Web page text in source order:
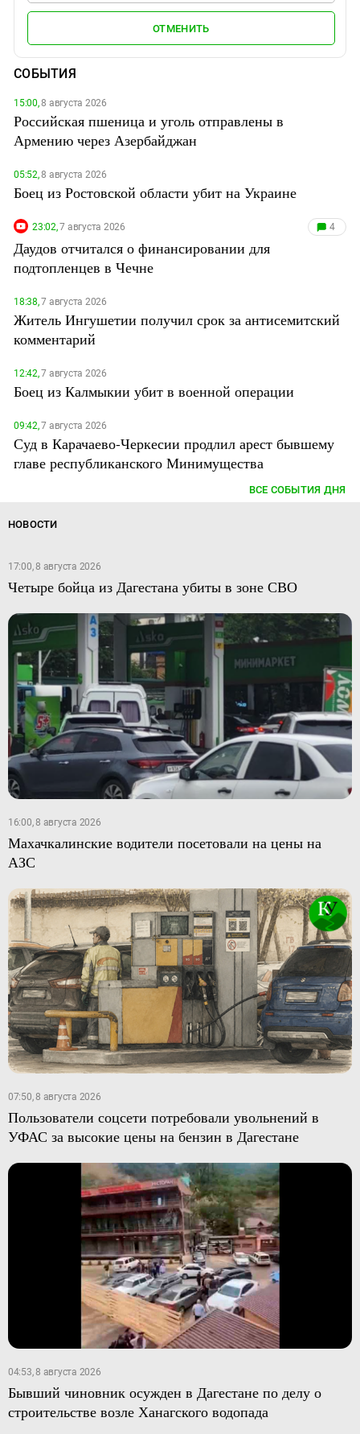
ОТМЕНИТЬ
СОБЫТИЯ
15:00,8 августа 2026
Российская пшеница и уголь отправлены в
Армению через Азербайджан
05:52,8 августа 2026
Боец из Ростовской области убит на Украине
23:02,7 августа 2026 4
Даудов отчитался о финансировании для
подтопленцев в Чечне
18:38,7 августа 2026
Житель Ингушетии получил срок за антисемитский
комментарий
12:42,7 августа 2026
Боец из Калмыкии убит в военной операции
09:42,7 августа 2026
Суд в Карачаево-Черкесии продлил арест бывшему
главе республиканского Минимущества
ВСЕ СОБЫТИЯ ДНЯ
НОВОСТИ
17:00, 8 августа 2026
Четыре бойца из Дагестана убиты в зоне СВО
16:00, 8 августа 2026
Махачкалинские водители посетовали на цены на
АЗС
07:50, 8 августа 2026
Пользователи соцсети потребовали увольнений в
УФАС за высокие цены на бензин в Дагестане
04:53, 8 августа 2026
Бывший чиновник осужден в Дагестане по делу о
строительстве возле Ханагского водопада